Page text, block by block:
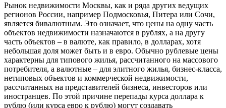
Рынок недвижимости Москвы, как и ряда других ведущих
регионов России, например Подмосковья, Питера или Сочи,
является бивалютным. Это означает, что цены на одну часть
объектов недвижимости назначаются в рублях, а на другу
часть объектов – в валюте, как правило, в долларах, хотя
небольшая доля может быть и в евро. Обычно рублевые цены
характерны для типового жилья, рассчитанного на массового
потребителя, а валютные – для элитного жилья, бизнес-класса,
нетиповых объектов и коммерческой недвижимости,
рассчитанных на представителей бизнеса, инвесторов или
иностранцев. По этой причине перепады курса доллара к
рублю (или курса евро к рублю) могут создавать